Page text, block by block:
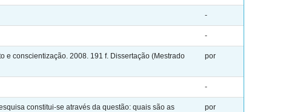
-
-
e conscientização. 2008. 191 f. Dissertação (Mestrado
por
-
constitui-se através da questão: quais são as por